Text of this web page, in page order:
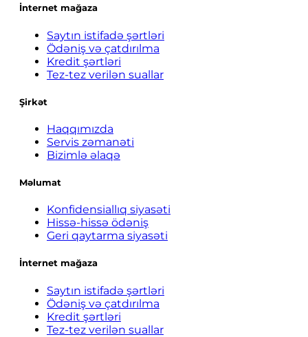
İnternet mağaza
Saytın istifadə şərtləri
Ödəniş və çatdırılma
Kredit şərtləri
Tez-tez verilən suallar
Şirkət
Haqqımızda
Servis zəmanəti
Bizimlə əlaqə
Məlumat
Konfidensiallıq siyasəti
Hissə-hissə ödəniş
Geri qaytarma siyasəti
İnternet mağaza
Saytın istifadə şərtləri
Ödəniş və çatdırılma
Kredit şərtləri
Tez-tez verilən suallar